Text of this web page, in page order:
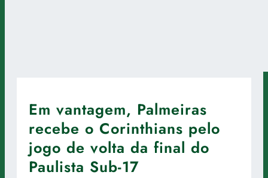
Em vantagem, Palmeiras
recebe o Corinthians pelo
jogo de volta da final do
Paulista Sub-17